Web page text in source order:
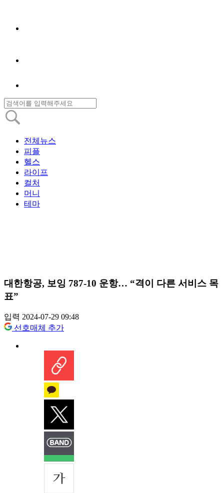
전체뉴스
피플
헬스
라이프
컬처
머니
테마
대한항공, 보잉 787-10 운항… “격이 다른 서비스 목
표”
입력 2024-07-29 09:48
선호매체 추가